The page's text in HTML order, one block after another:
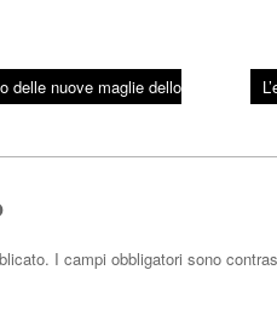
delle nuove maglie dello
I campi obbligatori sono